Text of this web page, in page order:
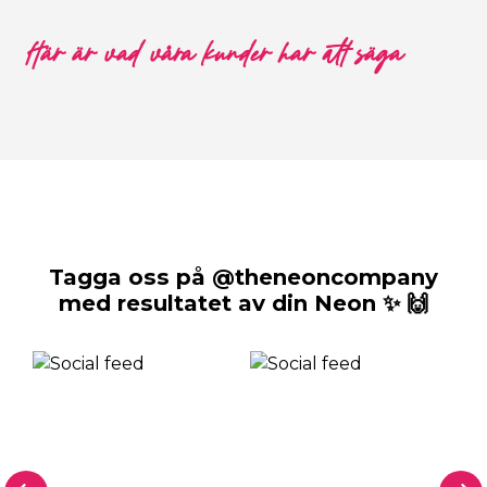
Här är vad våra kunder har att säga
Tagga oss på @theneoncompany
med resultatet av din Neon ✨ 🙌